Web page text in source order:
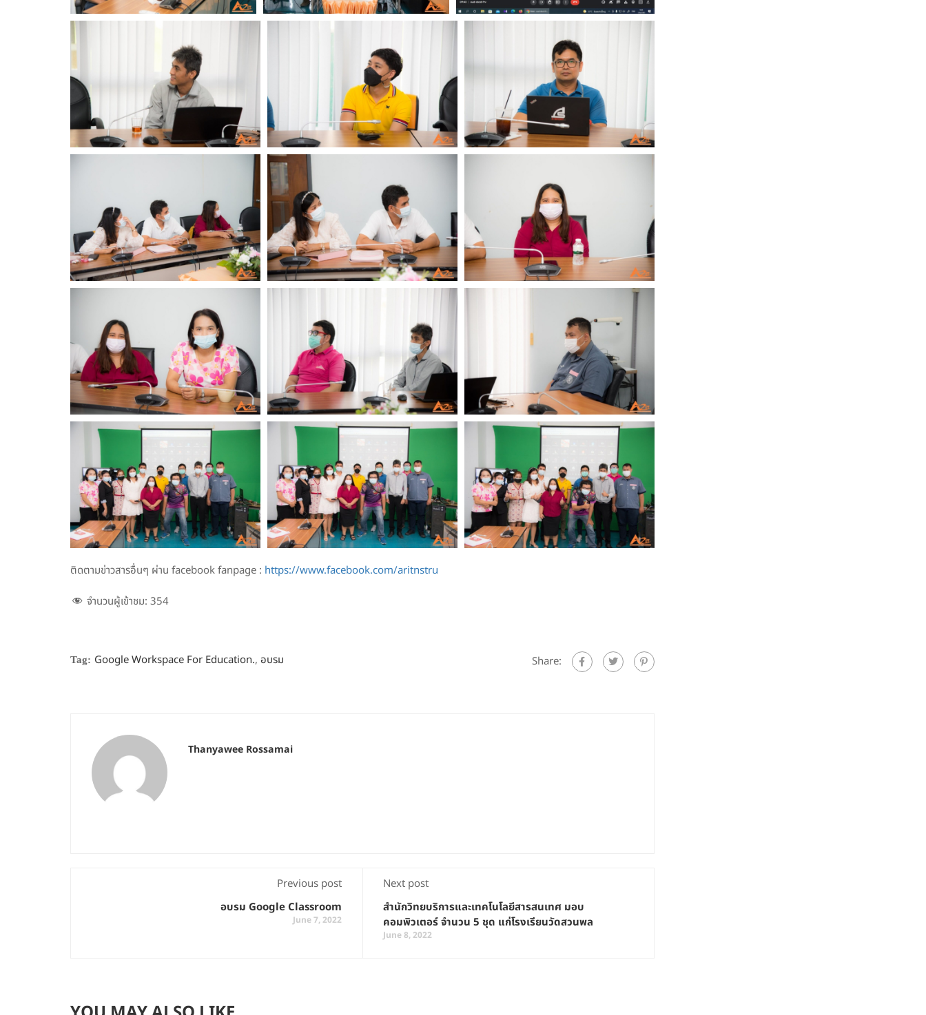
ติดตามข่าวสารอื่นๆ ผ่าน facebook fanpage : https://www.facebook.com/aritnstru
จำนวนผู้เข้าชม: 354
Tag: Google Workspace For Education., อบรม Share:
Thanyawee Rossamai
Previous post
อบรม Google Classroom
June 7, 2022
Next post
สำนักวิทยบริการและเทคโนโลยีสารสนเทศ มอบ
คอมพิวเตอร์ จำนวน 5 ชุด แก่โรงเรียนวัดสวนพล
June 8, 2022